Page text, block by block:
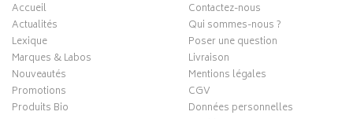
Accueil
Actualités
Lexique
Marques & Labos
Nouveautés
Promotions
Produits Bio
Contactez-nous
Qui sommes-nous ?
Poser une question
Livraison
Mentions légales
CGV
Données personnelles